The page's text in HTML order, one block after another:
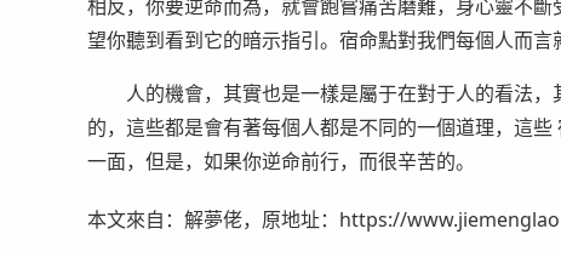
相反，你要逆命而為，就會飽嘗痛苦磨難，身心靈不
望你聽到看到它的暗示指引。宿命點對我們每個人而言
人的機會，其實也是一樣是屬于在對于人的看法，
的，這些都是會有著每個人都是不同的一個道理，這
一面，但是，如果你逆命前行，而很辛苦的。
本文來自：解夢佬，原地址：https://